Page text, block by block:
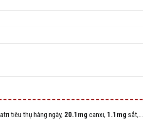
tiêu thụ hàng ngày, 20.1mg canxi, 1.1mg sắt,...